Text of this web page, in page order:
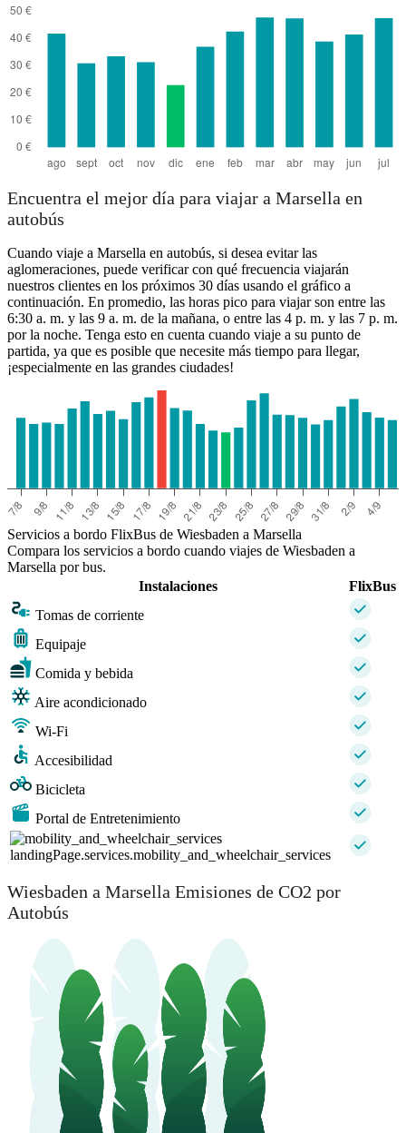
Encuentra el mejor día para viajar a Marsella en
autobús
Cuando viaje a Marsella en autobús, si desea evitar las
aglomeraciones, puede verificar con qué frecuencia viajarán
nuestros clientes en los próximos 30 días usando el gráfico a
continuación. En promedio, las horas pico para viajar son entre las
6:30 a. m. y las 9 a. m. de la mañana, o entre las 4 p. m. y las 7 p. m.
por la noche. Tenga esto en cuenta cuando viaje a su punto de
partida, ya que es posible que necesite más tiempo para llegar,
¡especialmente en las grandes ciudades!
Servicios a bordo FlixBus de Wiesbaden a Marsella
Compara los servicios a bordo cuando viajes de Wiesbaden a
Marsella por bus.
Instalaciones
FlixBus
Tomas de corriente
Equipaje
Comida y bebida
Aire acondicionado
Wi-Fi
Accesibilidad
Bicicleta
Portal de Entretenimiento
landingPage.services.mobility_and_wheelchair_services
Wiesbaden a Marsella Emisiones de CO2 por
Autobús